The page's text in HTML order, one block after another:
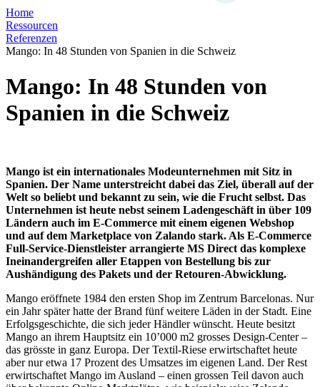
Home
Ressourcen
Referenzen
Mango: In 48 Stunden von Spanien in die Schweiz
Mango: In 48 Stunden von
Spanien in die Schweiz
Mango ist ein internationales Modeunternehmen mit Sitz in
Spanien. Der Name unterstreicht dabei das Ziel, überall auf der
Welt so beliebt und bekannt zu sein, wie die Frucht selbst. Das
Unternehmen ist heute nebst seinem Ladengeschäft in über 109
Ländern auch im E-Commerce mit einem eigenen Webshop
und auf dem Marketplace von Zalando stark. Als E-Commerce
Full-Service-Dienstleister arrangierte MS Direct das komplexe
Ineinandergreifen aller Etappen von Bestellung bis zur
Aushändigung des Pakets und der Retouren-Abwicklung.
Mango eröffnete 1984 den ersten Shop im Zentrum Barcelonas. Nur
ein Jahr später hatte der Brand fünf weitere Läden in der Stadt. Eine
Erfolgsgeschichte, die sich jeder Händler wünscht. Heute besitzt
Mango an ihrem Hauptsitz ein 10’000 m2 grosses Design-Center –
das grösste in ganz Europa. Der Textil-Riese erwirtschaftet heute
aber nur etwa 17 Prozent des Umsatzes im eigenen Land. Der Rest
erwirtschaftet Mango im Ausland – einen grossen Teil davon auch